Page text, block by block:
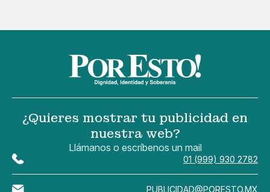
¿Quieres mostrar tu publicidad en
nuestra web?
Llámanos o escríbenos un mail
01 (999) 930 2782
PUBLICIDAD@PORESTO.MX